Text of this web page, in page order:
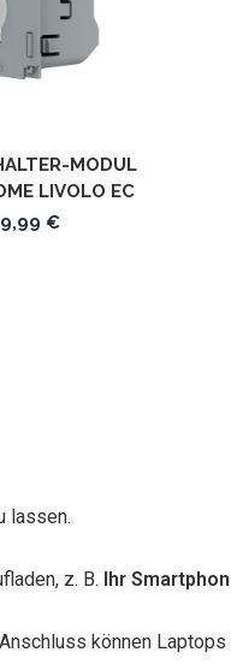
MODUL
LIVOLO EC
€
lassen.
z. B. Ihr
können